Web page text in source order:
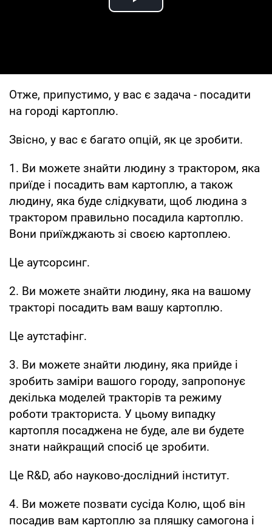
Play Video
Отже, припустимо, у вас є задача - посадити
на городі картоплю.
Звісно, у вас є багато опцій, як це зробити.
1. Ви можете знайти людину з трактором, яка
приїде і посадить вам картоплю, а також
людину, яка буде слідкувати, щоб людина з
трактором правильно посадила картоплю.
Вони приїжджають зі своєю картоплею.
Це аутсорсинг.
2. Ви можете знайти людину, яка на вашому
тракторі посадить вам вашу картоплю.
Це аутстафінг.
3. Ви можете знайти людину, яка прийде і
зробить заміри вашого городу, запропонує
декілька моделей тракторів та режиму
роботи тракториста. У цьому випадку
картопля посаджена не буде, але ви будете
знати найкращий спосіб це зробити.
Це R&D, або науково-дослідний інститут.
4. Ви можете позвати сусіда Колю, щоб він
посадив вам картоплю за пляшку самогона і